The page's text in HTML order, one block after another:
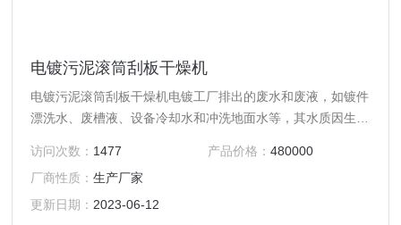
电镀污泥滚筒刮板干燥机
电镀污泥滚筒刮板干燥机电镀工厂排出的废水和废液，如镀件
漂洗水、废槽液、设备冷却水和冲洗地面水等，其水质因生产
等。
访问次数： 1477 产品价格： 480000
厂商性质：生产厂家
更新日期： 2023-06-12